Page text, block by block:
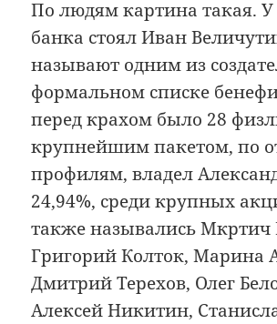
По людям картина такая. У
банка стоял Иван
называют одним из
формальном списке
перед крахом было 28
крупнейшим пакетом, по
профилям, владел
24,94%, среди крупных
также назывались
Григорий Колток, Марина
Дмитрий Терехов, Олег
Алексей Никитин,